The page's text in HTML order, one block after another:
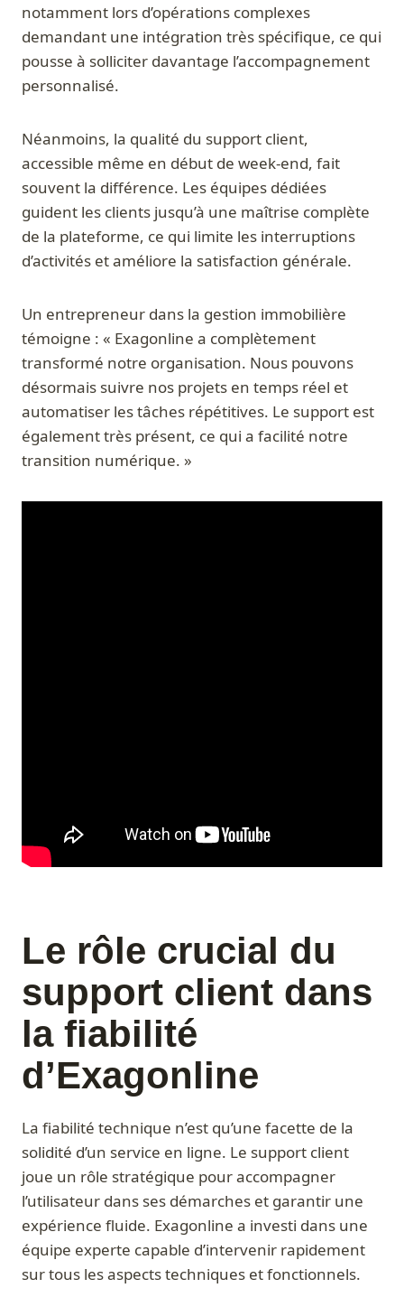
notamment lors d’opérations complexes
demandant une intégration très spécifique, ce qui
pousse à solliciter davantage l’accompagnement
personnalisé.
Néanmoins, la qualité du support client,
accessible même en début de week-end, fait
souvent la différence. Les équipes dédiées
guident les clients jusqu’à une maîtrise complète
de la plateforme, ce qui limite les interruptions
d’activités et améliore la satisfaction générale.
Un entrepreneur dans la gestion immobilière
témoigne : « Exagonline a complètement
transformé notre organisation. Nous pouvons
désormais suivre nos projets en temps réel et
automatiser les tâches répétitives. Le support est
également très présent, ce qui a facilité notre
transition numérique. »
Le rôle crucial du
support client dans
la fiabilité
d’Exagonline
La fiabilité technique n’est qu’une facette de la
solidité d’un service en ligne. Le support client
joue un rôle stratégique pour accompagner
l’utilisateur dans ses démarches et garantir une
expérience fluide. Exagonline a investi dans une
équipe experte capable d’intervenir rapidement
sur tous les aspects techniques et fonctionnels.